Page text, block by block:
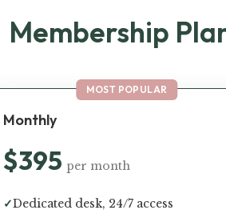
Membership
Monthly
$395 per month
✓Dedicated desk, 24/7 access